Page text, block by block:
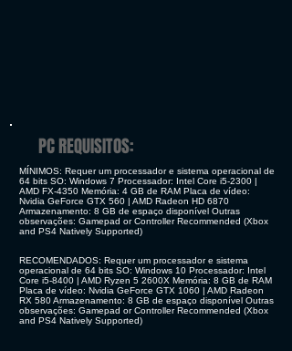
PC REQUISITOS:
MÍNIMOS: Requer um processador e sistema operacional de
64 bits SO: Windows 7 Processador: Intel Core i5-2300 |
AMD FX-4350 Memória: 4 GB de RAM Placa de vídeo:
Nvidia GeForce GTX 560 | AMD Radeon HD 6870
Armazenamento: 8 GB de espaço disponível Outras
observações: Gamepad or Controller Recommended (Xbox
and PS4 Natively Supported)
RECOMENDADOS: Requer um processador e sistema
operacional de 64 bits SO: Windows 10 Processador: Intel
Core i5-8400 | AMD Ryzen 5 2600X Memória: 8 GB de RAM
Placa de vídeo: Nvidia GeForce GTX 1060 | AMD Radeon
RX 580 Armazenamento: 8 GB de espaço disponível Outras
observações: Gamepad or Controller Recommended (Xbox
and PS4 Natively Supported)